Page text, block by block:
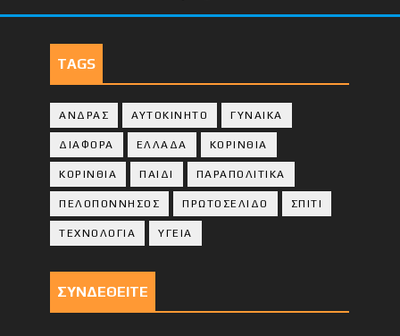
TAGS
ΑΝΔΡΑΣ ΑΥΤΟΚΙΝΗΤΟ ΓΥΝΑΙΚΑ
ΔΙΑΦΟΡΑ ΕΛΛΑΔΑ ΚΟΡΙΝΘΙΑ
ΚΟΡΙΝΘΙA ΠΑΙΔΙ ΠΑΡΑΠΟΛΙΤΙΚΑ
ΠΕΛΟΠΟΝΝΗΣΟΣ ΠΡΩΤΟΣΕΛΙΔΟ ΣΠΙΤΙ
ΤΕΧΝΟΛΟΓΙΑ ΥΓΕΙΑ
ΣΥΝΔΕΘΕΙΤΕ